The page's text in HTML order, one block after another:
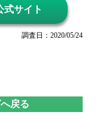
式サイト
調査日：2020/05/24
戻る